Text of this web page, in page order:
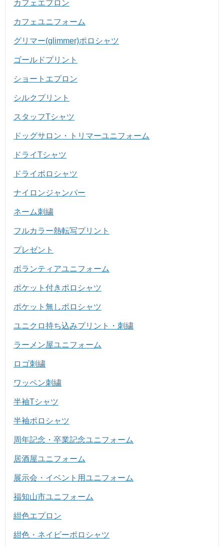
カフェエプロン
カフェユニフォーム
グリマー(glimmer)ポロシャツ
ゴールドプリント
ショートエプロン
シルクプリント
スタッフTシャツ
ドッグサロン・トリマーユニフォーム
ドライTシャツ
ドライポロシャツ
ナイロンジャンパー
ネーム刺繍
フルカラー熱転写プリント
プレゼント
ボランティアユニフォーム
ポケット付きポロシャツ
ポケット無しポロシャツ
ユニクロ持ち込みプリント・刺繍
ラーメン屋ユニフォーム
ロゴ刺繍
ワッペン刺繍
半袖Tシャツ
半袖ポロシャツ
周年記念・卒業記念ユニフォーム
居酒屋ユニフォーム
展示会・イベント用ユニフォーム
福知山市ユニフォーム
紺色エプロン
紺色・ネイビーポロシャツ